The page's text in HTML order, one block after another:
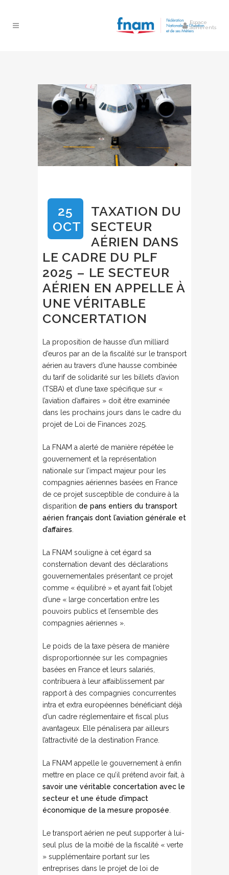
Espace
adhérents
25
OCT
TAXATION DU
SECTEUR
AÉRIEN DANS
LE CADRE DU PLF
2025 – LE SECTEUR
AÉRIEN EN APPELLE À
UNE VÉRITABLE
CONCERTATION
La proposition de hausse d’un milliard
d’euros par an de la fiscalité sur le transport
aérien au travers d’une hausse combinée
du tarif de solidarité sur les billets d’avion
(TSBA) et d’une taxe spécifique sur «
l’aviation d’affaires » doit être examinée
dans les prochains jours dans le cadre du
projet de Loi de Finances 2025.
La FNAM a alerté de manière répétée le
gouvernement et la représentation
nationale sur l’impact majeur pour les
compagnies aériennes basées en France
de ce projet susceptible de conduire à la
disparition de pans entiers du transport
aérien français dont l’aviation générale et
d’affaires
La FNAM souligne à cet égard sa
consternation devant des déclarations
gouvernementales présentant ce projet
comme « équilibré » et ayant fait l’objet
d’une « large concertation entre les
pouvoirs publics et l’ensemble des
compagnies aériennes ».
Le poids de la taxe pèsera de manière
disproportionnée sur les compagnies
basées en France et leurs salariés,
contribuera à leur affaiblissement par
rapport à des compagnies concurrentes
intra et extra européennes bénéficiant déjà
d’un cadre réglementaire et fiscal plus
avantageux. Elle pénalisera par ailleurs
l’attractivité de la destination France.
La FNAM appelle le gouvernement à enfin
mettre en place ce qu’il prétend avoir fait, à
savoir une véritable concertation avec le
secteur et une étude d’impact
économique de la mesure proposée
Le transport aérien ne peut supporter à lui-
seul plus de la moitié de la fiscalité « verte
» supplémentaire portant sur les
entreprises dans le projet de loi de